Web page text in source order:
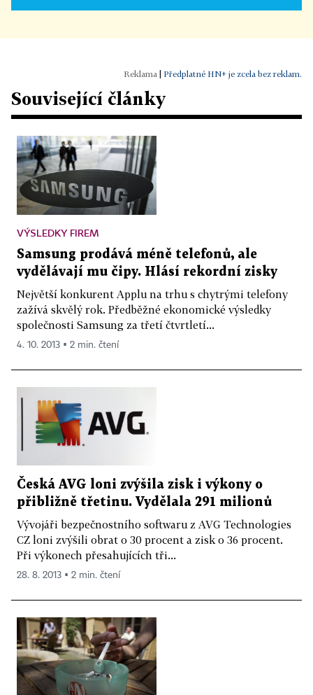
Předplatné HN+ je zcela bez reklam.
Související články
VÝSLEDKY FIREM
Samsung prodává méně telefonů, ale
vydělávají mu čipy. Hlásí rekordní zisky
Největší konkurent Applu na trhu s chytrými telefony
zažívá skvělý rok. Předběžné ekonomické výsledky
společnosti Samsung za třetí čtvrtletí...
4. 10. 2013 ▪ 2 min. čtení
Česká AVG loni zvýšila zisk i výkony o
přibližně třetinu. Vydělala 291 milionů
Vývojáři bezpečnostního softwaru z AVG Technologies
CZ loni zvýšili obrat o 30 procent a zisk o 36 procent.
Při výkonech přesahujících tři...
28. 8. 2013 ▪ 2 min. čtení